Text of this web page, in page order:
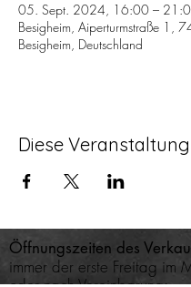
05. Sept. 2024, 16:00 –
Besigheim, Aiperturmstraße 1,
Besigheim, Deutschland
Diese
Öffnungszeiten des
immer der erste Freitag im